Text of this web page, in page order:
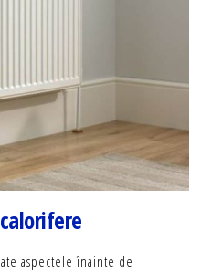
aspectele înainte de